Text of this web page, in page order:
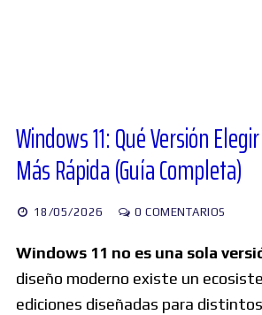
Foros
Buscar:
Windows 11: Qué Versión
Más Rápida (Guía Completa)
18/05/2026 0 COMENTARIOS
Windows 11 no es una sola
diseño moderno existe un
ediciones diseñadas para